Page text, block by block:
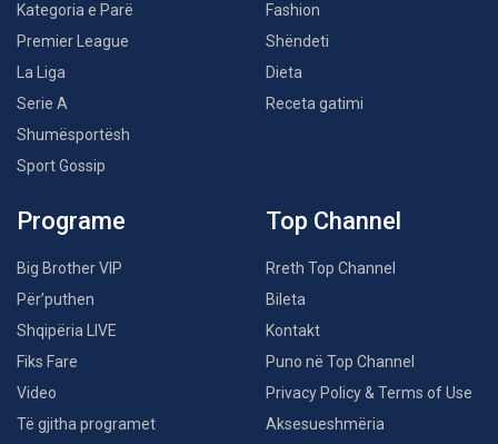
Kategoria e Parë
Premier League
La Liga
Serie A
Shumësportësh
Sport Gossip
Fashion
Shëndeti
Dieta
Receta gatimi
Programe
Big Brother VIP
Për’puthen
Shqipëria LIVE
Fiks Fare
Video
Të gjitha programet
Top Channel
Rreth Top Channel
Bileta
Kontakt
Puno në Top Channel
Privacy Policy & Terms of Use
Aksesueshmëria